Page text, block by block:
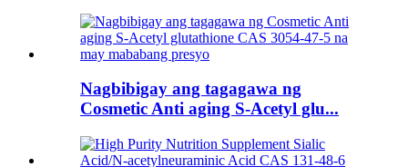
Nagbibigay ang tagagawa ng
Cosmetic Anti aging S-Acetyl glu...